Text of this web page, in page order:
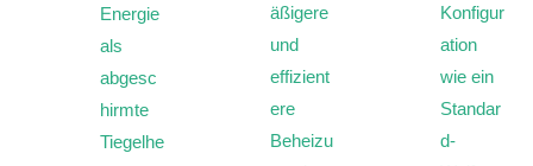
Energie
als
abgesc
hirmte
Tiegelhe
äßigere
und
effizient
ere
Beheizu
Konfigur
ation
wie ein
Standar
d-